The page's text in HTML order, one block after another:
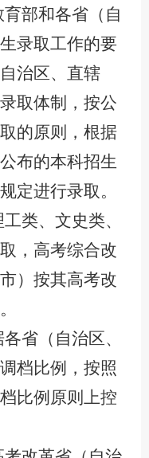
部和各省（自
录取工作的要
治区、直辖
取体制，按公
的原则，根据
布的本科招生
定进行录取。
类、文史类、
，高考综合改
）按其高考改
省（自治区、
档比例，按照
比例原则上控